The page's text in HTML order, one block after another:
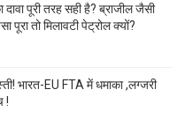
पूरी तरह सही है? ब्राजील जैसी
पूरा तो मिलावटी पेट्रोल क्यों?
भारत-EU FTA में धमाका ,लग्जरी
!